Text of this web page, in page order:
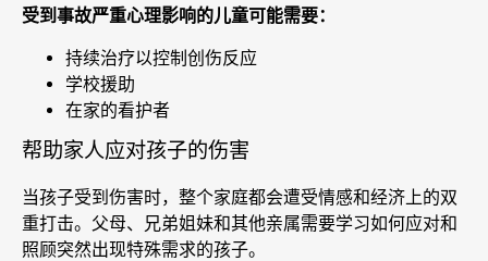
受到事故严重心理影响的儿童可能需要：
持续治疗以控制创伤反应
学校援助
在家的看护者
帮助家人应对孩子的伤害
当孩子受到伤害时，整个家庭都会遭受情感和经济上的双
重打击。父母、兄弟姐妹和其他亲属需要学习如何应对和
照顾突然出现特殊需求的孩子。